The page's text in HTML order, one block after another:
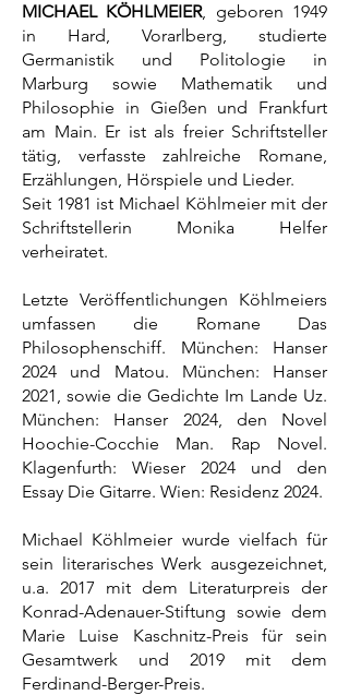
MICHAEL KÖHLMEIER, geboren 1949
in Hard, Vorarlberg, studierte
Germanistik und Politologie in
Marburg sowie Mathematik und
Philosophie in Gießen und Frankfurt
am Main. Er ist als freier Schriftsteller
tätig, verfasste zahlreiche Romane,
Erzählungen, Hörspiele und Lieder.
Seit 1981 ist Michael Köhlmeier mit der
Schriftstellerin Monika Helfer
verheiratet.
Letzte Veröffentlichungen Köhlmeiers
umfassen die Romane Das
Philosophenschiff. München: Hanser
2024 und Matou. München: Hanser
2021, sowie die Gedichte Im Lande Uz.
München: Hanser 2024, den Novel
Hoochie-Cocchie Man. Rap Novel.
Klagenfurth: Wieser 2024 und den
Essay Die Gitarre. Wien: Residenz 2024.
Michael Köhlmeier wurde vielfach für
sein literarisches Werk ausgezeichnet,
u.a. 2017 mit dem Literaturpreis der
Konrad-Adenauer-Stiftung sowie dem
Marie Luise Kaschnitz-Preis für sein
Gesamtwerk und 2019 mit dem
Ferdinand-Berger-Preis.